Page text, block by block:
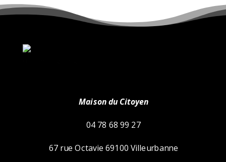
Maison du Citoyen
04 78 68 99 27
67 rue Octavie 69100 Villeurbanne